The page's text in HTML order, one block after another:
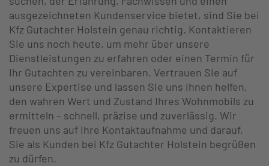
ausgezeichneten Kundenservice bietet, sind Sie bei
Kfz Gutachter Holstein genau richtig. Kontaktieren
Sie uns noch heute, um mehr über unsere
Dienstleistungen zu erfahren oder einen Termin für
Ihr Gutachten zu vereinbaren. Vertrauen Sie auf
unsere Expertise und lassen Sie uns Ihnen helfen,
den wahren Wert und Zustand Ihres Wohnmobils zu
ermitteln – schnell, präzise und zuverlässig. Wir
freuen uns auf Ihre Kontaktaufnahme und darauf,
Sie als Kunden bei Kfz Gutachter Holstein begrüßen
zu dürfen.